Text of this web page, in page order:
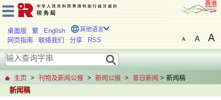
桌面版 繁 English 其他语言
网页指南 联络我们 分享 RSS
主页 > 刊物及新闻公报 > 新闻公报 > 昔日新闻 > 新闻稿
新闻稿